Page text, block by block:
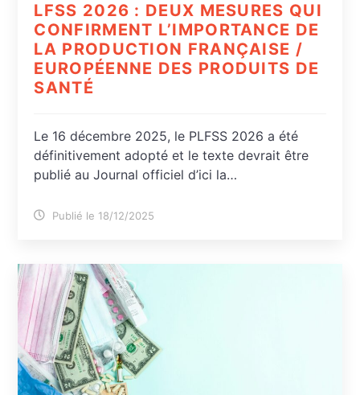
LFSS 2026 : DEUX MESURES QUI
CONFIRMENT L’IMPORTANCE DE
LA PRODUCTION FRANÇAISE /
EUROPÉENNE DES PRODUITS DE
SANTÉ
Le 16 décembre 2025, le PLFSS 2026 a été
définitivement adopté et le texte devrait être
publié au Journal officiel d’ici la…
Publié le 18/12/2025